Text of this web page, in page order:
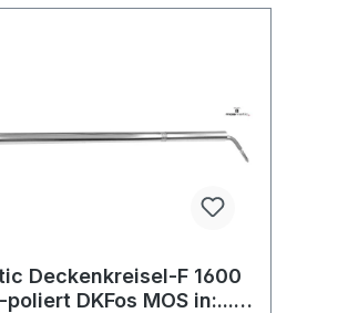
Deckenkreisel-F 1600
DKFos MOS in:...